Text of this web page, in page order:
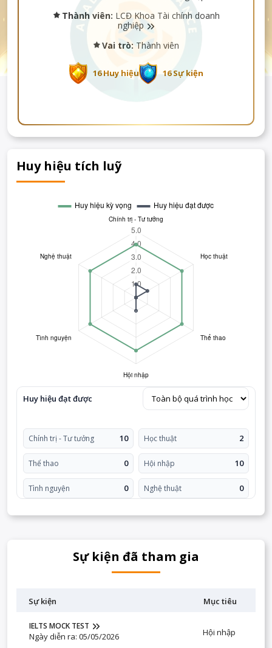
Thành viên: LCĐ Khoa Tài chính doanh
nghiệp
Vai trò:Thành viên
16 Huy hiệu 16 Sự kiện
Huy hiệu tích luỹ
Huy hiệu đạt được
Chính trị - Tư tưởng 10 Học thuật 2
Thể thao 0 Hội nhập 10
Tình nguyện 0 Nghệ thuật 0
Sự kiện đã tham gia
Sự kiện Mục tiêu
IELTS MOCK TEST
Ngày diễn ra: 05/05/2026 Hội nhập